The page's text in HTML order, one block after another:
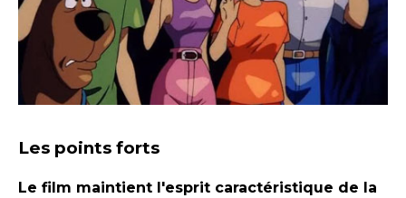
Les points forts
Le film maintient l'esprit caractéristique de la